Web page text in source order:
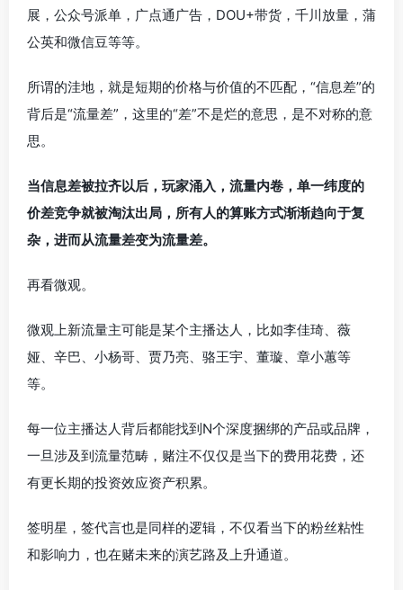
展，公众号派单，广点通广告，DOU+带货，千川放量，蒲
公英和微信豆等等。
所谓的洼地，就是短期的价格与价值的不匹配，“信息差”的
背后是“流量差”，这里的“差”不是烂的意思，是不对称的意
思。
当信息差被拉齐以后，玩家涌入，流量内卷，单一纬度的
价差竞争就被淘汰出局，所有人的算账方式渐渐趋向于复
杂，进而从流量差变为流量差。
再看微观。
微观上新流量主可能是某个主播达人，比如李佳琦、薇
娅、辛巴、小杨哥、贾乃亮、骆王宇、董璇、章小蕙等
等。
每一位主播达人背后都能找到N个深度捆绑的产品或品牌，
一旦涉及到流量范畴，赌注不仅仅是当下的费用花费，还
有更长期的投资效应资产积累。
签明星，签代言也是同样的逻辑，不仅看当下的粉丝粘性
和影响力，也在赌未来的演艺路及上升通道。